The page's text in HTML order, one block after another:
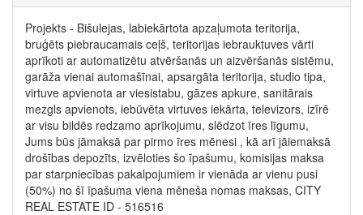
Projekts - Bišulejas, labiekārtota apzaļumota teritorija,
bruģēts piebraucamais ceļš, teritorijas iebrauktuves vārti
aprīkoti ar automatizētu atvēršanās un aizvēršanās sistēmu,
garāža vienai automašīnai, apsargāta teritorija, studio tipa,
virtuve apvienota ar viesistabu, gāzes apkure, sanitārais
mezgls apvienots, iebūvēta virtuves iekārta, televizors, izīrē
ar visu bildēs redzamo aprīkojumu, slēdzot īres līgumu,
Jums būs jāmaksā par pirmo īres mēnesi , kā arī jāiemaksā
drošības depozīts, izvēloties šo īpašumu, komisijas maksa
par starpniecības pakalpojumiem ir vienāda ar vienu pusi
(50%) no šī īpašuma viena mēneša nomas maksas, CITY
REAL ESTATE ID - 516516